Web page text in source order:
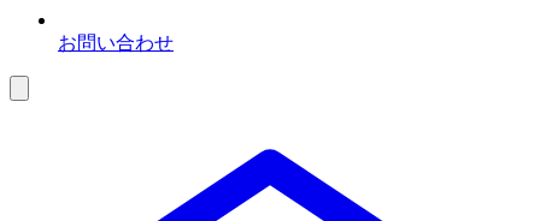
お問い合わせ